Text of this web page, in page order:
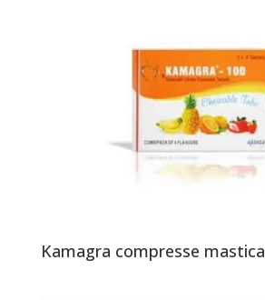
Kamagra compresse